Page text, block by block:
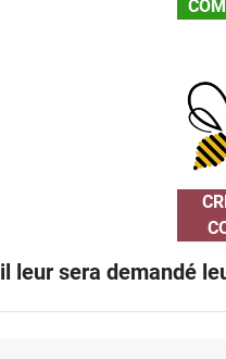
leur sera demandé